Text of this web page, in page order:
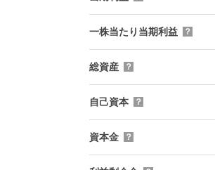
一株当たり当期利益 ？
総資産 ？
自己資本 ？
資本金 ？